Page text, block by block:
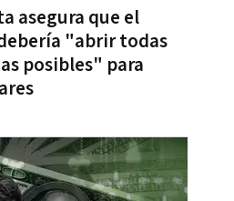
asegura que el
"abrir todas
posibles" para